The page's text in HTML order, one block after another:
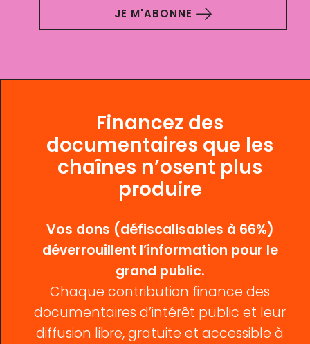
JE M'ABONNE
Financez des
documentaires que les
chaînes n’osent plus
produire
Vos dons (défiscalisables à 66%)
déverrouillent l’information pour le
grand public.
Chaque contribution finance des
documentaires d’intérêt public et leur
diffusion libre, gratuite et accessible à